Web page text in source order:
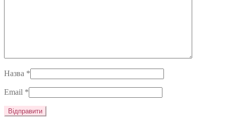
Назва *
Email *